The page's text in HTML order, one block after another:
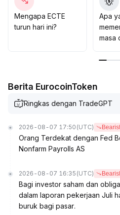
menunggu harga dan volume
utama sebelum melakukan
Sepanjang proses harus
risiko, agar rebound yang
Mengapa ECTE
turun hari ini?
Apa
masa
Berita EurocoinToken
Ringkas dengan TradeGPT
2026-08-07 17:50 (UTC)
Orang Terdekat dengan Fed
Nonfarm Payrolls AS
2026-08-07 16:35 (UTC)
Bagi investor saham dan
dalam laporan pekerjaan Juli
buruk bagi pasar.